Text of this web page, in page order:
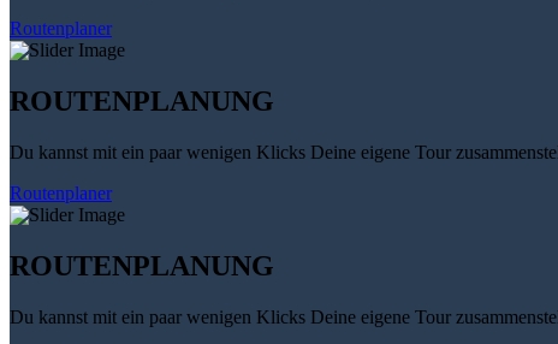
Routenplaner
ROUTENPLANUNG
Du kannst mit ein paar wenigen Klicks Deine eigene Tour
Routenplaner
ROUTENPLANUNG
Du kannst mit ein paar wenigen Klicks Deine eigene Tour